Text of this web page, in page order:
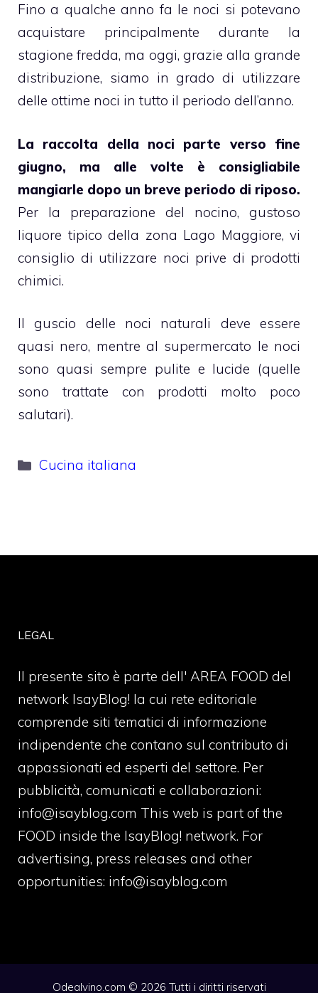
Fino a qualche anno fa le noci si potevano
acquistare principalmente durante la
stagione fredda, ma oggi, grazie alla grande
distribuzione, siamo in grado di utilizzare
delle ottime noci in tutto il periodo dell’anno.
La raccolta della noci parte verso fine
giugno, ma alle volte è consigliabile
mangiarle dopo un breve periodo di riposo.
Per la preparazione del nocino, gustoso
liquore tipico della zona Lago Maggiore, vi
consiglio di utilizzare noci prive di prodotti
chimici.
Il guscio delle noci naturali deve essere
quasi nero, mentre al supermercato le noci
sono quasi sempre pulite e lucide (quelle
sono trattate con prodotti molto poco
salutari).
Categorie
Cucina italiana
LEGAL
Il presente sito è parte dell' AREA FOOD del
network IsayBlog! la cui rete editoriale
comprende siti tematici di informazione
indipendente che contano sul contributo di
appassionati ed esperti del settore. Per
pubblicità, comunicati e collaborazioni:
info@isayblog.com This web is part of the
FOOD inside the IsayBlog! network. For
advertising, press releases and other
opportunities: info@isayblog.com
Odealvino.com © 2026 Tutti i diritti riservati